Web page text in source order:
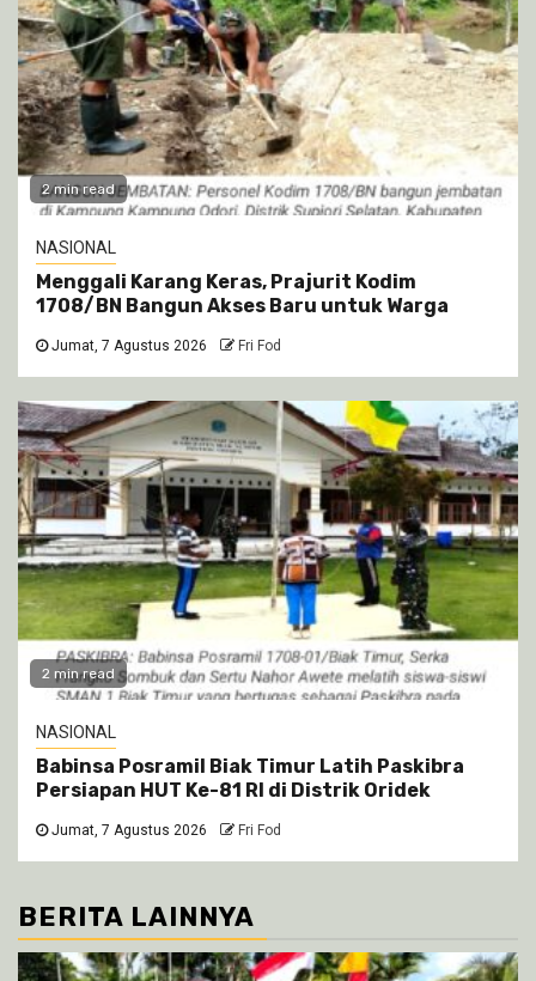
2 min read
NASIONAL
Menggali Karang Keras, Prajurit Kodim
1708/BN Bangun Akses Baru untuk Warga
Jumat, 7 Agustus 2026 Fri Fod
2 min read
NASIONAL
Babinsa Posramil Biak Timur Latih Paskibra
Persiapan HUT Ke-81 RI di Distrik Oridek
Jumat, 7 Agustus 2026 Fri Fod
BERITA LAINNYA